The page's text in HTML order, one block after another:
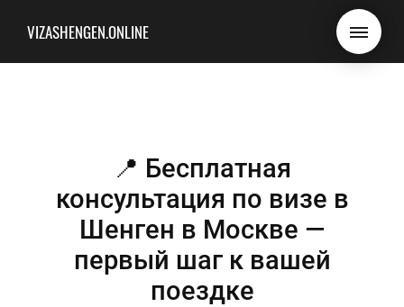
VIZASHENGEN.ONLINE
📍 Бесплатная
консультация по визе в
Шенген в Москве —
первый шаг к вашей
поездке